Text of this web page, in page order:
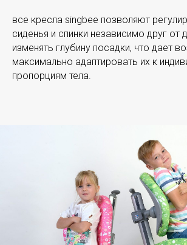
все кресла singbee позволяют
сиденья и спинки независимо друг от
изменять глубину посадки, что дает
максимально адаптировать их к
пропорциям тела.